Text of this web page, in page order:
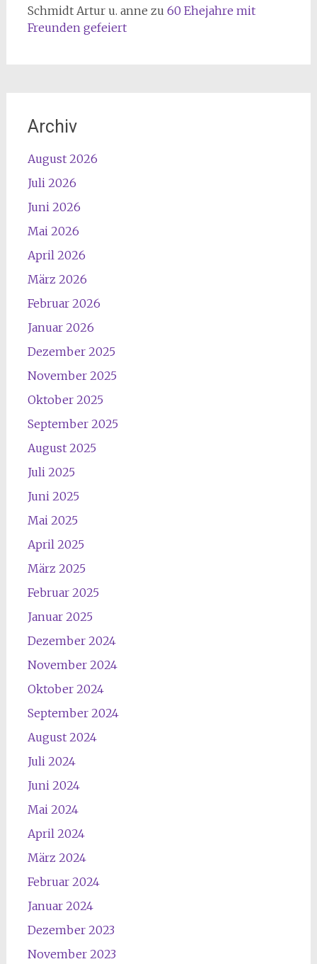
Schmidt Artur u. anne zu 60 Ehejahre mit
Freunden gefeiert
Archiv
August 2026
Juli 2026
Juni 2026
Mai 2026
April 2026
März 2026
Februar 2026
Januar 2026
Dezember 2025
November 2025
Oktober 2025
September 2025
August 2025
Juli 2025
Juni 2025
Mai 2025
April 2025
März 2025
Februar 2025
Januar 2025
Dezember 2024
November 2024
Oktober 2024
September 2024
August 2024
Juli 2024
Juni 2024
Mai 2024
April 2024
März 2024
Februar 2024
Januar 2024
Dezember 2023
November 2023